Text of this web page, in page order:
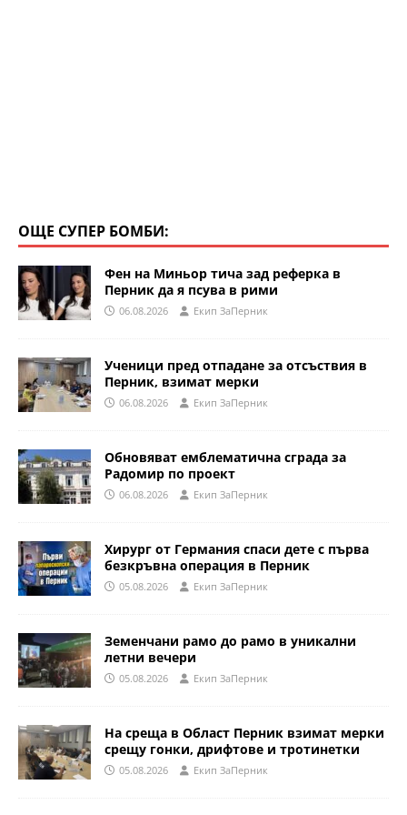
ОЩЕ СУПЕР БОМБИ:
Фен на Миньор тича зад реферка в
Перник да я псува в рими
06.08.2026 Eкип ЗаПерник
Ученици пред отпадане за отсъствия в
Перник, взимат мерки
06.08.2026 Eкип ЗаПерник
Обновяват емблематична сграда за
Радомир по проект
06.08.2026 Eкип ЗаПерник
Хирург от Германия спаси дете с първа
безкръвна операция в Перник
05.08.2026 Eкип ЗаПерник
Земенчани рамо до рамо в уникални
летни вечери
05.08.2026 Eкип ЗаПерник
На среща в Област Перник взимат мерки
срещу гонки, дрифтове и тротинетки
05.08.2026 Eкип ЗаПерник